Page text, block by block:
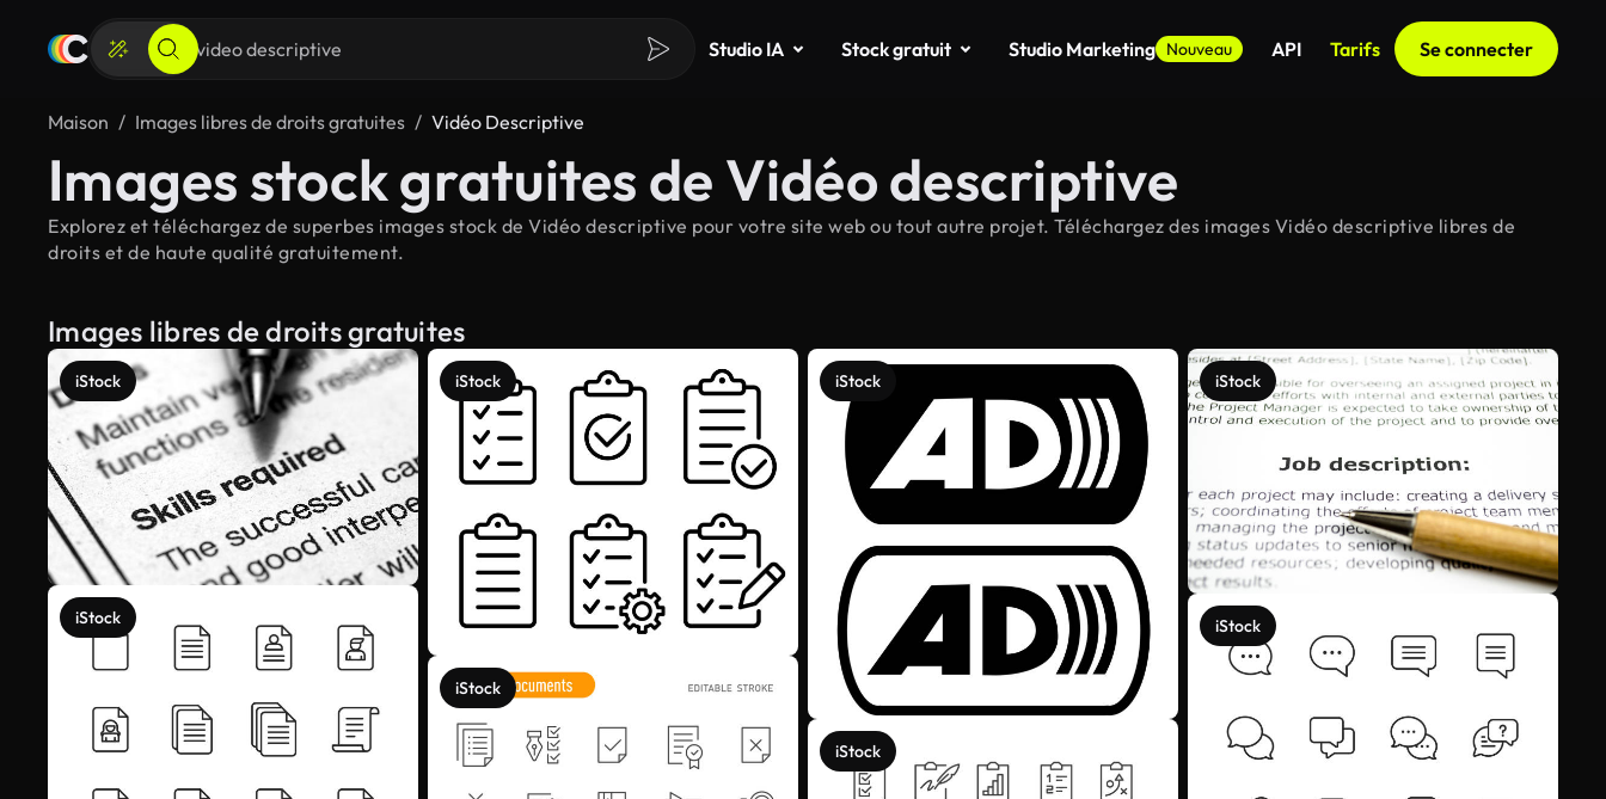
Studio IA Stock gratuit Studio Marketing Nouveau API Tarifs Se connecter
Maison Images libres de droits gratuites Vidéo Descriptive
Images stock gratuites de Vidéo descriptive
Explorez et téléchargez de superbes images stock de Vidéo descriptive pour votre site web ou tout autre projet. Téléchargez des images Vidéo descriptive libres de
droits et de haute qualité gratuitement.
Images libres de droits gratuites
iStock
iStock
iStock
iStock
iStock
iStock
iStock
iStock